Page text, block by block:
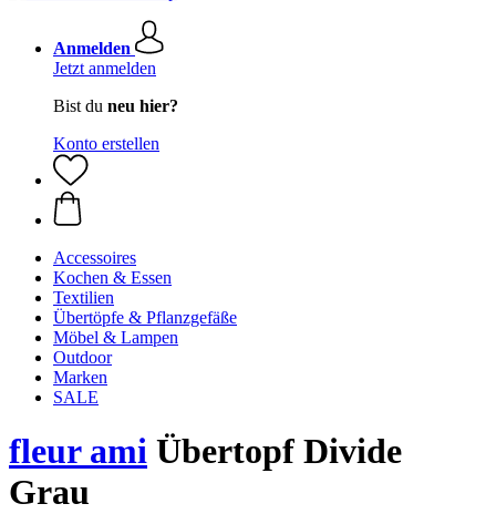
Anmelden
Jetzt anmelden
Bist du neu hier?
Konto erstellen
Accessoires
Kochen & Essen
Textilien
Übertöpfe & Pflanzgefäße
Möbel & Lampen
Outdoor
Marken
SALE
fleur ami Übertopf Divide
Grau